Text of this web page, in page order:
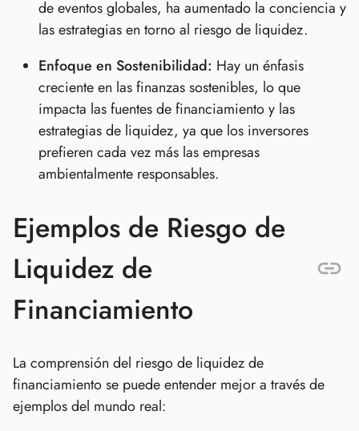
de eventos globales, ha aumentado la conciencia y
las estrategias en torno al riesgo de liquidez.
Enfoque en Sostenibilidad: Hay un énfasis
creciente en las finanzas sostenibles, lo que
impacta las fuentes de financiamiento y las
estrategias de liquidez, ya que los inversores
prefieren cada vez más las empresas
ambientalmente responsables.
Ejemplos de Riesgo de
Liquidez de
Financiamiento
La comprensión del riesgo de liquidez de
financiamiento se puede entender mejor a través de
ejemplos del mundo real: